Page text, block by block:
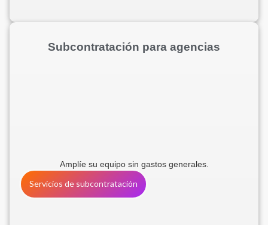
Subcontratación para agencias
Amplíe su equipo sin gastos generales.
Servicios de subcontratación